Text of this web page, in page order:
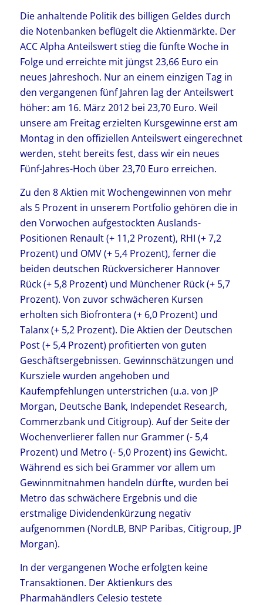
Die anhaltende Politik des billigen Geldes durch
die Notenbanken beflügelt die Aktienmärkte. Der
ACC Alpha Anteilswert stieg die fünfte Woche in
Folge und erreichte mit jüngst 23,66 Euro ein
neues Jahreshoch. Nur an einem einzigen Tag in
den vergangenen fünf Jahren lag der Anteilswert
höher: am 16. März 2012 bei 23,70 Euro. Weil
unsere am Freitag erzielten Kursgewinne erst am
Montag in den offiziellen Anteilswert eingerechnet
werden, steht bereits fest, dass wir ein neues
Fünf-Jahres-Hoch über 23,70 Euro erreichen.
Zu den 8 Aktien mit Wochengewinnen von mehr
als 5 Prozent in unserem Portfolio gehören die in
den Vorwochen aufgestockten Auslands-
Positionen Renault (+ 11,2 Prozent), RHI (+ 7,2
Prozent) und OMV (+ 5,4 Prozent), ferner die
beiden deutschen Rückversicherer Hannover
Rück (+ 5,8 Prozent) und Münchener Rück (+ 5,7
Prozent). Von zuvor schwächeren Kursen
erholten sich Biofrontera (+ 6,0 Prozent) und
Talanx (+ 5,2 Prozent). Die Aktien der Deutschen
Post (+ 5,4 Prozent) profitierten von guten
Geschäftsergebnissen. Gewinnschätzungen und
Kursziele wurden angehoben und
Kaufempfehlungen unterstrichen (u.a. von JP
Morgan, Deutsche Bank, Independet Research,
Commerzbank und Citigroup). Auf der Seite der
Wochenverlierer fallen nur Grammer (- 5,4
Prozent) und Metro (- 5,0 Prozent) ins Gewicht.
Während es sich bei Grammer vor allem um
Gewinnmitnahmen handeln dürfte, wurden bei
Metro das schwächere Ergebnis und die
erstmalige Dividendenkürzung negativ
aufgenommen (NordLB, BNP Paribas, Citigroup, JP
Morgan).
In der vergangenen Woche erfolgten keine
Transaktionen. Der Aktienkurs des
Pharmahändlers Celesio testete